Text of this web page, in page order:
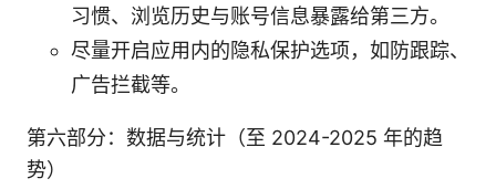
习惯、浏览历史与账号信息暴露给第三方。
尽量开启应用内的隐私保护选项，如防跟踪、
广告拦截等。
第六部分：数据与统计（至 2024-2025 年的趋
势）